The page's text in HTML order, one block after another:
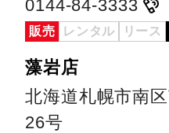
0144-84-3333
販売 レンタル リース
藻岩店
北海道札幌市南
26号